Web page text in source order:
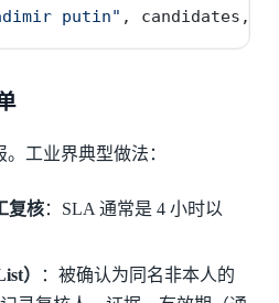
putin" , candidates,
工业界典型做法：
复核：SLA 通常是 4 小时以
）
：被确认为同名非本人的